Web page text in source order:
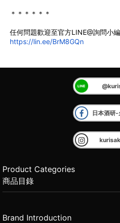
＊＊＊＊＊＊
任何問題歡迎至官方LINE@詢問小編
https://lin.ee/BrM8GQn
日本酒研-
Product Categories
商品目錄
Brand Introduction